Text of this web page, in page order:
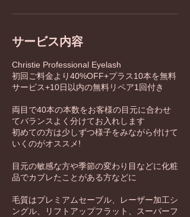
サービス内容
Christie Professional Eyelash
初回ご料金より40%OFF+プラス10本を無料
サービス+10日以内の無料リペア1回付き
両目で40本の本数をお客様の目元に合わせ
てバランスよく分けてお入れします
初めての方は少しずつ様子をみながら付けて
いくのがオススメ!
目元の敏感な方や季節の変わり目などに化粧
品でカブレたことがある方などに
毛質はプレミアムセーブル、レーザー加工シ
ングル、リフトアップフラット、スーパーフ